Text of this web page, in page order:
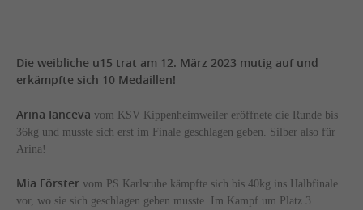
Die weibliche u15 trat am 12. März 2023 mutig auf und
erkämpfte sich 10 Medaillen!
Arina Ianceva vom KSV Kippenheimweiler eröffnete die Runde bis
36kg und musste sich erst im Finale geschlagen geben. Silber also für
Arina!
Mia Förster vom PS Karlsruhe kämpfte sich bis 40kg ins Halbfinale
vor, wo sie sich geschlagen geben musste. Im Kampf um Platz 3